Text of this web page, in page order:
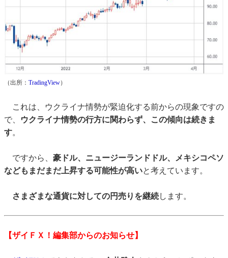
（出所： TradingView）
これは、ウクライナ情勢が緊迫化する前からの現象ですの
で、
ウクライナ情勢の行方に関わらず、この傾向は続きま
す。
ですから、 豪ドル、ニュージーランドドル、メキシコペソ
などもまだまだ上昇する可能性が高いと考えています。
さまざまな通貨に対しての円売りを継続します。
【ザイＦＸ！編集部からのお知らせ】